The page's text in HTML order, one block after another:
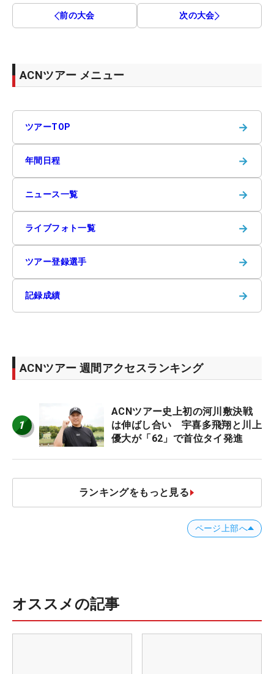
前の大会 次の大会
ACNツアー メニュー
ツアーTOP →
年間日程 →
ニュース一覧 →
ライブフォト一覧 →
ツアー登録選手 →
記録成績 →
ACNツアー 週間アクセスランキング
1
ACNツアー史上初の河川敷決戦
は伸ばし合い 宇喜多飛翔と川上
優大が「62」で首位タイ発進
ランキングをもっと見る
ページ上部へ
オススメの記事